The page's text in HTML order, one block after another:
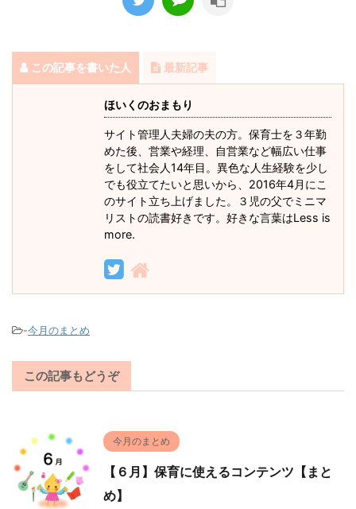
この記事を書いた人 最新記事
ほいくのおまもり
サイト管理人夫婦の夫の方。保育士を３年勤
めた後、営業や経理、自営業など幅広い仕事
をして社会人14年目。異色な人生経験を少し
でも役立てたいと思いから、2016年4月にこ
のサイト立ち上げました。３児の父でミニマ
リストの読書好きです。好きな言葉はLess is
more.
-今月のまとめ
この記事もどうぞ
今月のまとめ
【６月】保育に使えるコンテンツ【まと
め】